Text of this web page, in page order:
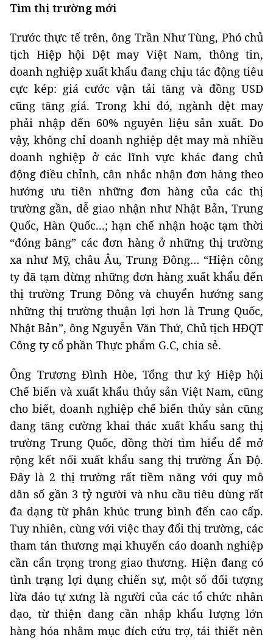
Tìm thị trường mới
Trước thực tế trên, ông Trần Như Tùng, Phó chủ
tịch Hiệp hội Dệt may Việt Nam, thông tin,
doanh nghiệp xuất khẩu đang chịu tác động tiêu
cực kép: giá cước vận tải tăng và đồng USD
cũng tăng giá. Trong khi đó, ngành dệt may
phải nhập đến 60% nguyên liệu sản xuất. Do
vậy, không chỉ doanh nghiệp dệt may mà nhiều
doanh nghiệp ở các lĩnh vực khác đang chủ
động điều chỉnh, cân nhắc nhận đơn hàng theo
hướng ưu tiên những đơn hàng của các thị
trường gần, dễ giao nhận như Nhật Bản, Trung
Quốc, Hàn Quốc...; hạn chế nhận hoặc tạm thời
“đóng băng” các đơn hàng ở những thị trường
xa như Mỹ, châu Âu, Trung Đông… “Hiện công
ty đã tạm dừng những đơn hàng xuất khẩu đến
thị trường Trung Đông và chuyển hướng sang
những thị trường thuận lợi hơn là Trung Quốc,
Nhật Bản”, ông Nguyễn Văn Thứ, Chủ tịch HĐQT
Công ty cổ phần Thực phẩm G.C, chia sẻ.
Ông Trương Đình Hòe, Tổng thư ký Hiệp hội
Chế biến và xuất khẩu thủy sản Việt Nam, cũng
cho biết, doanh nghiệp chế biến thủy sản cũng
đang tăng cường khai thác xuất khẩu sang thị
trường Trung Quốc, đồng thời tìm hiểu để mở
rộng kết nối xuất khẩu sang thị trường Ấn Độ.
Đây là 2 thị trường rất tiềm năng với quy mô
dân số gần 3 tỷ người và nhu cầu tiêu dùng rất
đa dạng từ phân khúc trung bình đến cao cấp.
Tuy nhiên, cùng với việc thay đổi thị trường, các
tham tán thương mại khuyến cáo doanh nghiệp
cần cẩn trọng trong giao thương. Hiện đang có
tình trạng lợi dụng chiến sự, một số đối tượng
lừa đảo tự xưng là người của các tổ chức nhân
đạo, từ thiện đang cần nhập khẩu lượng lớn
hàng hóa nhằm mục đích cứu trợ, tái thiết nên